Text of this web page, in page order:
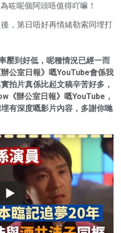
咗呢個阿頭唔值得吖嘛！
，第日唔好再情緒勒索同埋打
壓到好低，呢種情況已經一而
公室日報》嘅YouTube會係我
拍片真係比起文稿辛苦好多，
《辦公室日報》嘅YouTube，
有深度嘅影片內容，多謝你哋